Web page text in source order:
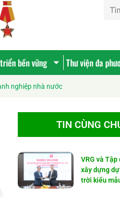
bền vững Thư viện đa
nghiệp nhà nước
TIN CÙNG
VRG và
xây dựng
trời kiểu